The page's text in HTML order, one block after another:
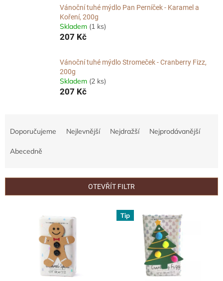
Vánoční tuhé mýdlo Pan Perníček - Karamel a
Koření, 200g
Skladem (1 ks)
207 Kč
Vánoční tuhé mýdlo Stromeček - Cranberry Fizz,
200g
Skladem (2 ks)
207 Kč
r
Doporučujeme Nejlevnější Nejdražší Nejprodávanější
Abecedně
OTEVŘÍT FILTR
Tip